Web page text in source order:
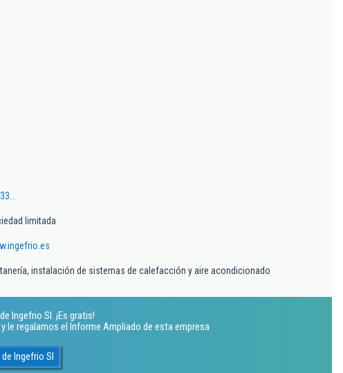
limitada
instalación de sistemas de calefacción y aire acondicionado
Ingefrio Sl. ¡Es gratis!
le regalamos el Informe Ampliado de esta empresa
Ingefrio Sl